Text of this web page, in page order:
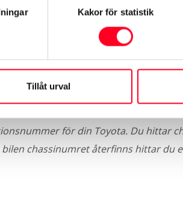
Kakor för statistik
Tillåt urval
ska jag i så fall göra?
för din Toyota. Du hittar
chassinumret återfinns hittar du